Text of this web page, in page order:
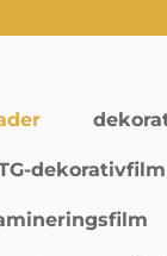
dekorativfilm